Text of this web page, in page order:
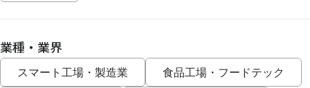
業種・業界
スマート工場・製造業 食品工場・フードテック